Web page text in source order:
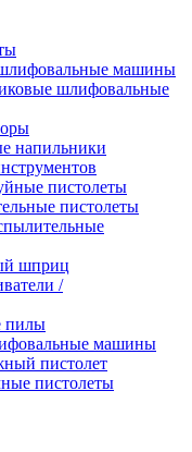
машины
шлифовальные
напильники
пистолеты
пистолеты
шприц
/
пилы
машины
пистолет
пистолеты